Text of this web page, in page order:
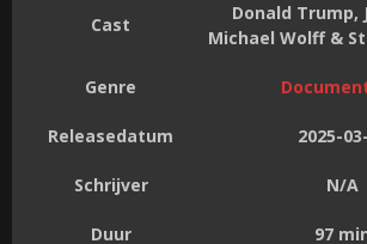
Cast
Donald Trump,
Michael Wolff &
Genre
Releasedatum 2025-
Schrijver N/A
Duur 97